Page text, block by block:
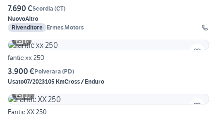
7.690 €Scordia (CT)
NuovoAltro
Rivenditore Ermes Motors
6
fantic xx 250
3.900 €Polverara (PD)
Usato07/2023105 KmCross / Enduro
10
Fantic XX 250